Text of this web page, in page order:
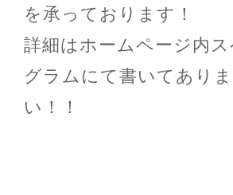
を承っております！
詳細はホームページ内
グラムにて書いてあり
い！！